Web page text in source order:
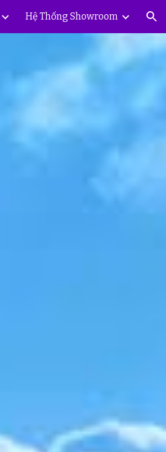
Hệ Thống Showroom